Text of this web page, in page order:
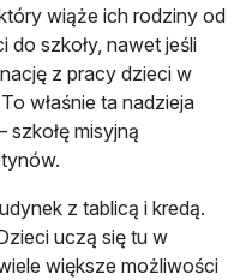
wiąże ich rodziny od
do szkoły, nawet jeśli
z pracy dzieci w
właśnie ta nadzieja
szkołę misyjną
z tablicą i kredą.
uczą się tu w
większe możliwości